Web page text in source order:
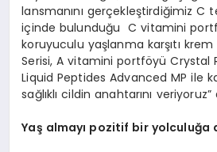
lansmanını gerçekleştirdiğimiz C
içinde bulunduğu C vitamini
koruyuculu yaşlanma karşıtı
Serisi, A vitamini portföyü Crystal
Liquid Peptides Advanced MP ile
sağlıklı cildin anahtarını veriyoruz”
Yaş almayı pozitif bir yolculuğa